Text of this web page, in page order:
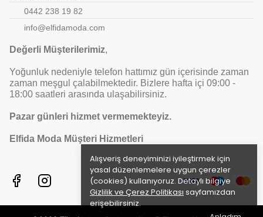
Alışveriş deneyiminizi iyileştirmek için
yasal düzenlemelere uygun çerezler
(cookies) kullanıyoruz. Detaylı bilgiye
Gizlilik ve Çerez Politikası sayfamızdan
erişebilirsiniz.
0442 238 19 82
info@elfidamoda.com
Değerli Müşterilerimiz,
Yoğunluk nedeniyle telefon hattımız gün içerisinde zaman
zaman meşgul çalabilmektedir. Bizlere hafta içi 09:00 -
18:00 saatleri arasında ulaşabilirsiniz.
Pazar günleri hizmet vermemekteyiz.
Elfida Moda Müşteri Hizmetleri